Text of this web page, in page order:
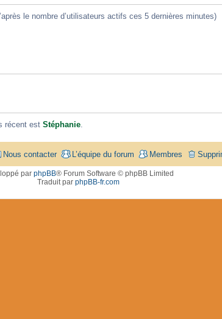
le nombre d’utilisateurs actifs ces 5 dernières minutes)
récent est Stéphanie.
Membres
L’équipe du forum
Nous contacter
par phpBB® Forum Software © phpBB Limited
Traduit par phpBB-fr.com